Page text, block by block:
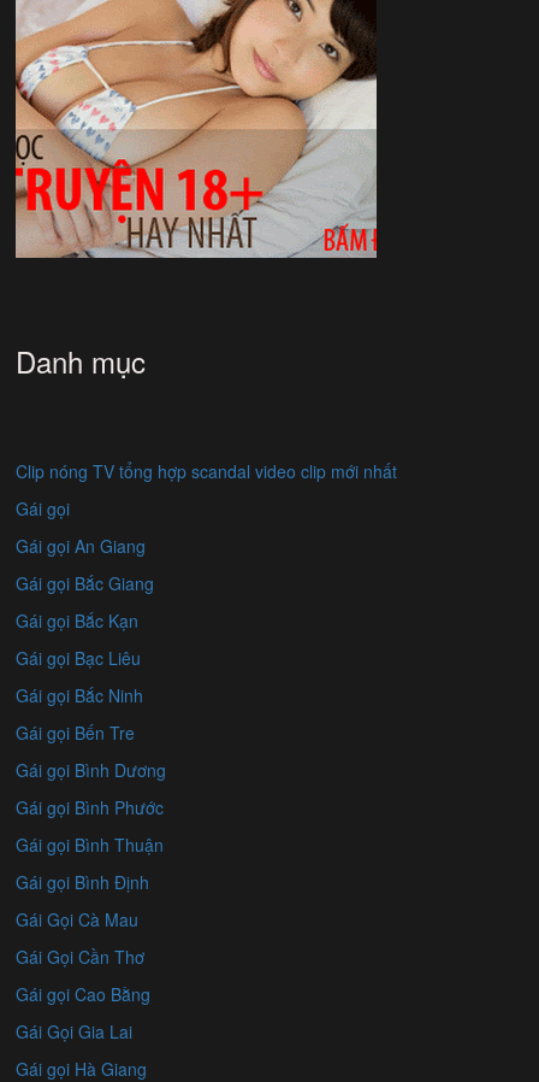
Danh mục
Clip nóng TV tổng hợp scandal video clip mới nhất
Gái gọi
Gái gọi An Giang
Gái gọi Bắc Giang
Gái gọi Bắc Kạn
Gái gọi Bạc Liêu
Gái gọi Bắc Ninh
Gái gọi Bến Tre
Gái gọi Bình Dương
Gái gọi Bình Phước
Gái gọi Bình Thuận
Gái gọi Bình Định
Gái Gọi Cà Mau
Gái Gọi Cần Thơ
Gái gọi Cao Bằng
Gái Gọi Gia Lai
Gái gọi Hà Giang